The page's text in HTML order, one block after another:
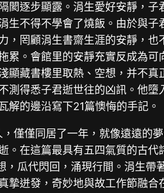
逐步顯露。涓生愛好安靜，
不得不學會了燒飯。由於與
罔顧涓生書齋生涯的安靜，
。會館里的安靜充實反成為
藏書樓里取熱、空想，并不
得悉子君逝世往的凶訊。他
解的邊沿寫下21篇懊悔的手記。
僅僅同居了一年，就像遠遠的
在這篇最具有五四氣質的古
，瓜代閃回，涌現行間。涓
摯迸發，奇妙地與故工作節融